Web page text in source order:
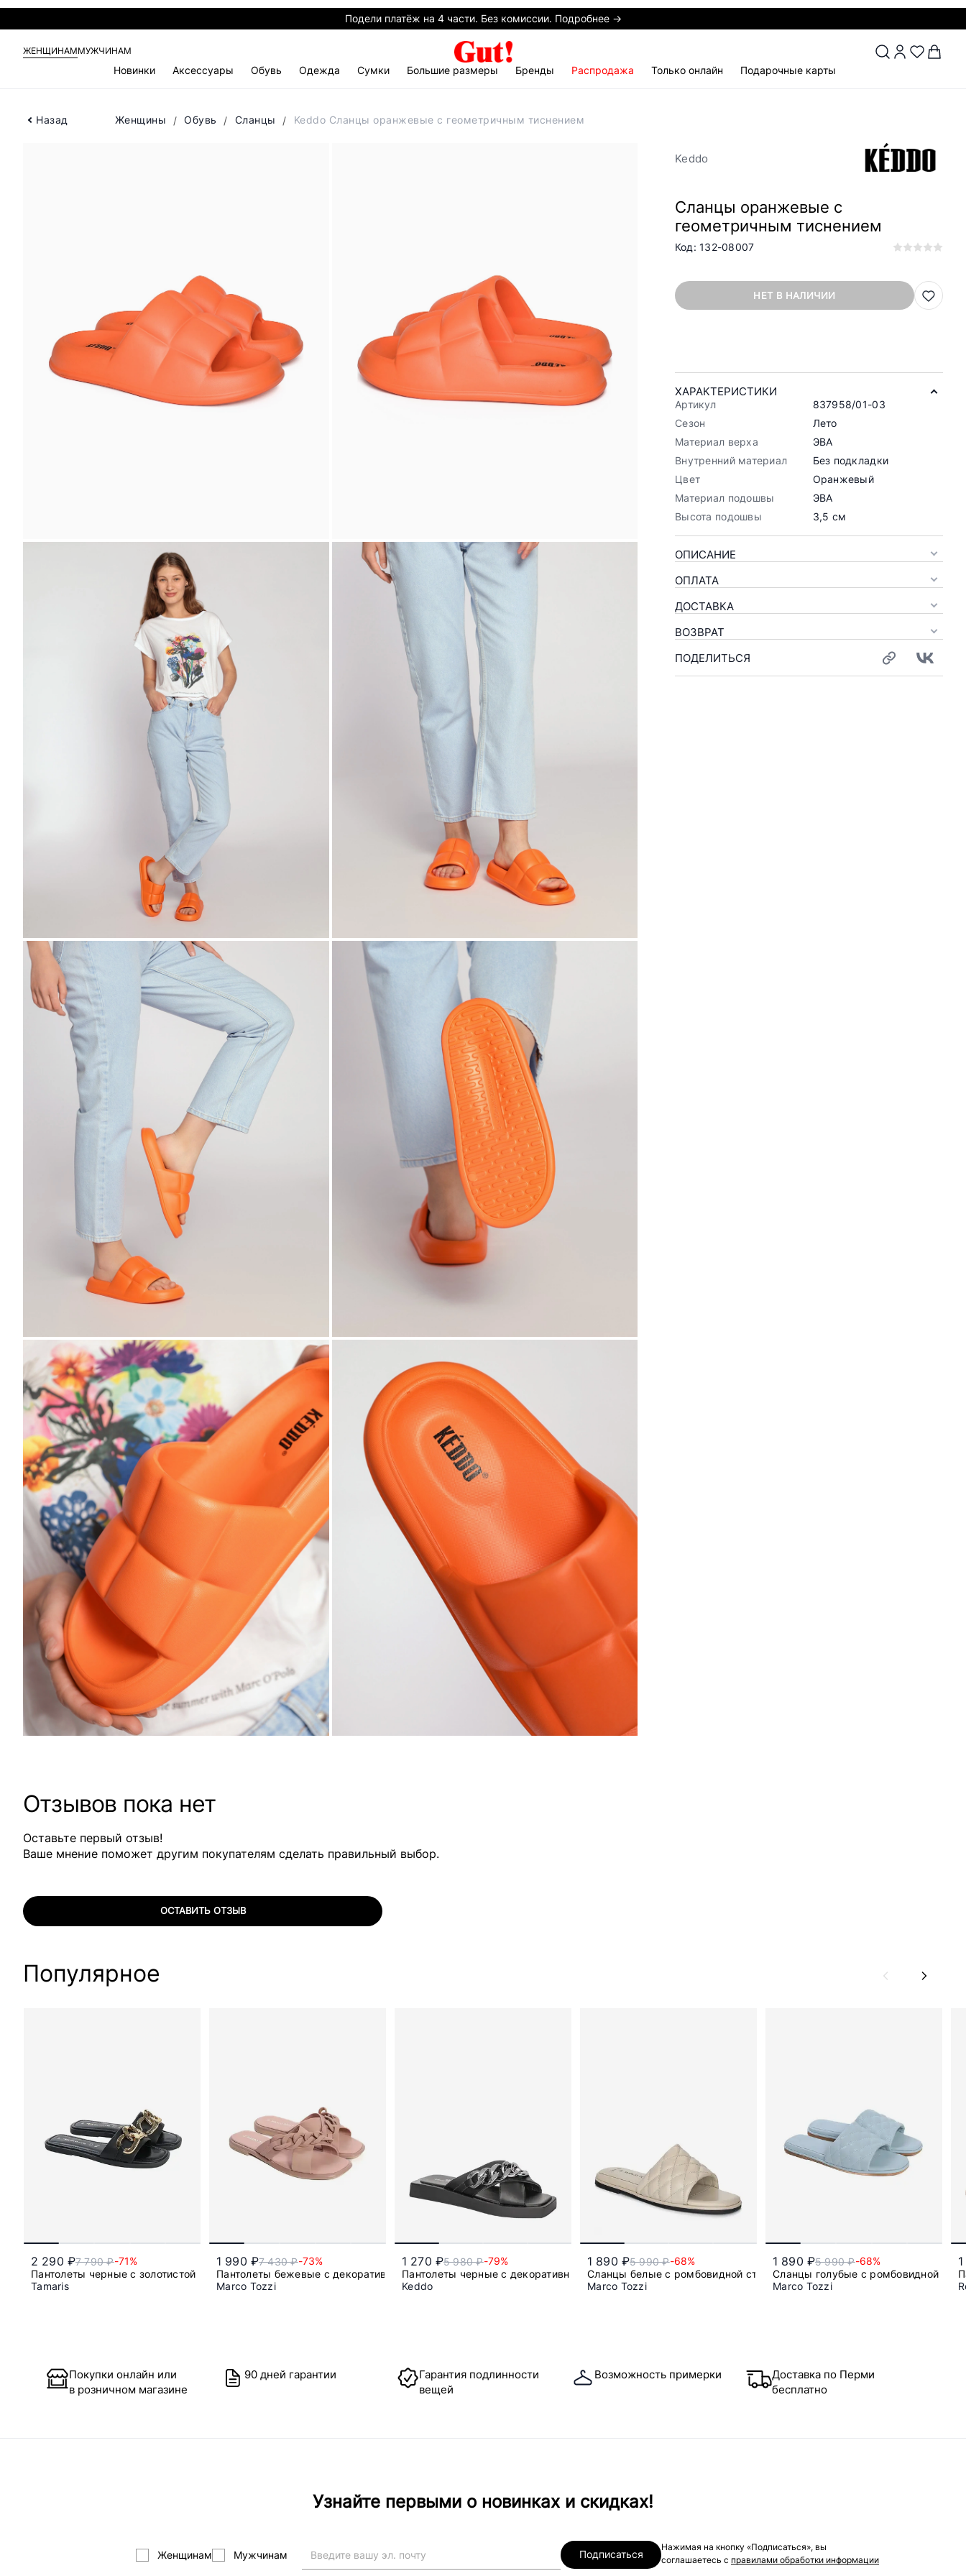
Подели платёж на 4 части. Без комиссии. Подробнее →
ЖЕНЩИНАММУЖЧИНАМ
Новинки Аксессуары Обувь Одежда Сумки Большие размеры Бренды Распродажа Только онлайн Подарочные карты
Назад Женщины Обувь Сланцы Keddo Сланцы оранжевые с геометричным тиснением
Keddo
Сланцы оранжевые с
геометричным тиснением
Код: 132-08007
НЕТ В НАЛИЧИИ
ХАРАКТЕРИСТИКИ
Артикул
837958/01-03
Сезон
Лето
Материал верха
ЭВА
Внутренний материал
Без подкладки
Цвет
Оранжевый
Материал подошвы
ЭВА
Высота подошвы
3,5 см
ОПИСАНИЕ
ОПЛАТА
ДОСТАВКА
ВОЗВРАТ
ПОДЕЛИТЬСЯ
Отзывов пока нет
Оставьте первый отзыв!
Ваше мнение поможет другим покупателям сделать правильный выбор.
ОСТАВИТЬ ОТЗЫВ
Популярное
2 290 ₽7 790 ₽-71%
Пантолеты черные с золотистой цепью
Tamaris
1 990 ₽7 430 ₽-73%
Пантолеты бежевые с декоративной цепью
Marco Tozzi
1 270 ₽5 980 ₽-79%
Пантолеты черные с декоративной цепью
Keddo
1 890 ₽5 990 ₽-68%
Сланцы белые с ромбовидной строчкой
Marco Tozzi
1 890 ₽5 990 ₽-68%
Сланцы голубые с ромбовидной
Marco Tozzi
Покупки онлайн или
в розничном магазине
90 дней гарантии
Гарантия подлинности
вещей
Возможность примерки
Доставка по Перми
бесплатно
Узнайте первыми о новинках и скидках!
Женщинам Мужчинам Подписаться
Нажимая на кнопку «Подписаться», вы
соглашаетесь с правилами обработки информации